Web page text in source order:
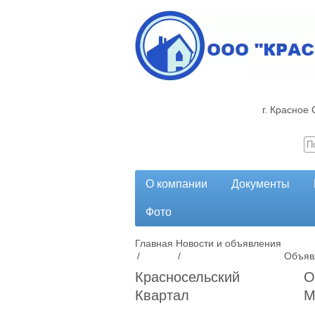
г.
О компании Документы
Фото
Главная
/
Новости и объявления
/
Красносельский
Квартал